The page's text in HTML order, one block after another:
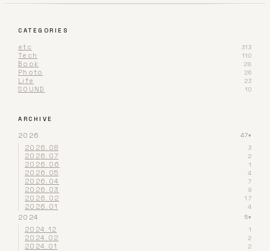
CATEGORIES
etc 313
Tech 110
Book 28
Photo 26
Life 23
SOUND 10
ARCHIVE
2026 47▾
2026.08 3
2026.07 2
2026.06 1
2026.05 4
2026.04 7
2026.03 9
2026.02 17
2026.01 4
2024 5▾
2024.12 1
2024.02 2
2024.01 2